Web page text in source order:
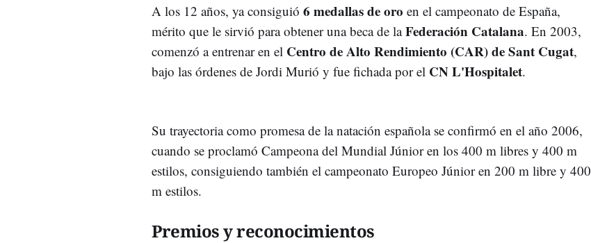
A los 12 años, ya consiguió 6 medallas de oro en el campeonato de España,
mérito que le sirvió para obtener una beca de laFederación Catalana. En 2003,
comenzó a entrenar en el Centro de Alto Rendimiento (CAR) de Sant Cugat,
bajo las órdenes de Jordi Murió y fue fichada por el CN L'Hospitalet.
Su trayectoria como promesa de la natación española se confirmó en el año 2006,
cuando se proclamó Campeona del Mundial Júnior en los 400 m libres y 400 m
estilos, consiguiendo también el campeonato Europeo Júnior en 200 m libre y 400
m estilos.
Premios y reconocimientos